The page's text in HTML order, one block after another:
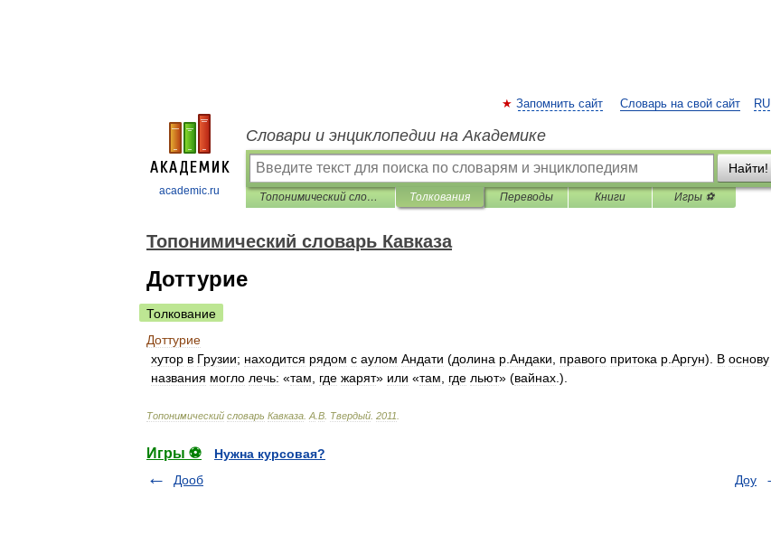
academic.ru
RU
Запомнить сайт Словарь на свой сайт
Словари и энциклопедии на Академике
Найти!
Топонимический словарь Кавказа Толкования Переводы Книги Игры ⚽
Топонимический словарь Кавказа
Доттурие
Толкование
Доттурие
хутор в Грузии; находится рядом с аулом Андати (долина р Андаки правого притока р Аргун). В основу
названия могло лечь: «там где жарят» или «там где льют» (вайнах .).
Топонимический словарь Кавказа А В Твердый 2011
Игры ⚽
Нужна курсовая?
Дооб
Доу